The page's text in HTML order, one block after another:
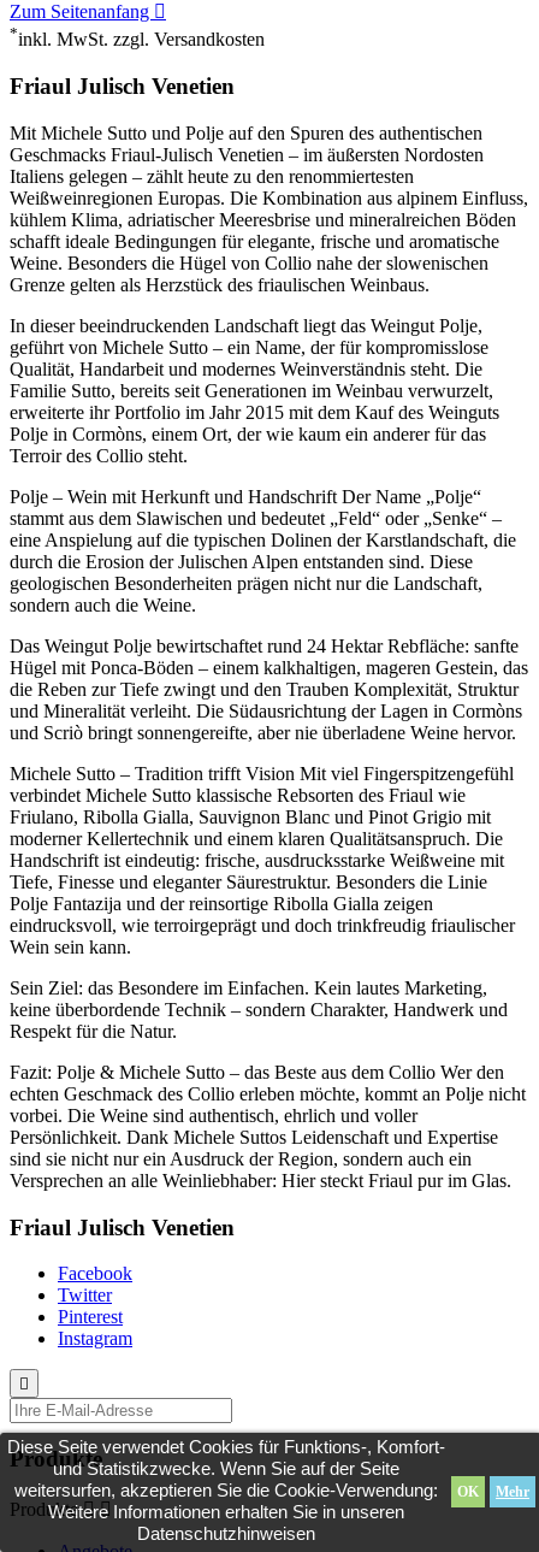
Diese Seite verwendet Cookies für Funktions-, Komfort-
und Statistikzwecke. Wenn Sie auf der Seite
weitersurfen, akzeptieren Sie die Cookie-Verwendung:
Weitere Informationen erhalten Sie in unseren
Datenschutzhinweisen
OK Mehr
Zum Seitenanfang 
*inkl. MwSt. zzgl. Versandkosten
Friaul Julisch Venetien
Mit Michele Sutto und Polje auf den Spuren des authentischen
Geschmacks Friaul-Julisch Venetien – im äußersten Nordosten
Italiens gelegen – zählt heute zu den renommiertesten
Weißweinregionen Europas. Die Kombination aus alpinem Einfluss,
kühlem Klima, adriatischer Meeresbrise und mineralreichen Böden
schafft ideale Bedingungen für elegante, frische und aromatische
Weine. Besonders die Hügel von Collio nahe der slowenischen
Grenze gelten als Herzstück des friaulischen Weinbaus.
In dieser beeindruckenden Landschaft liegt das Weingut Polje,
geführt von Michele Sutto – ein Name, der für kompromisslose
Qualität, Handarbeit und modernes Weinverständnis steht. Die
Familie Sutto, bereits seit Generationen im Weinbau verwurzelt,
erweiterte ihr Portfolio im Jahr 2015 mit dem Kauf des Weinguts
Polje in Cormòns, einem Ort, der wie kaum ein anderer für das
Terroir des Collio steht.
Polje – Wein mit Herkunft und Handschrift Der Name „Polje“
stammt aus dem Slawischen und bedeutet „Feld“ oder „Senke“ –
eine Anspielung auf die typischen Dolinen der Karstlandschaft, die
durch die Erosion der Julischen Alpen entstanden sind. Diese
geologischen Besonderheiten prägen nicht nur die Landschaft,
sondern auch die Weine.
Das Weingut Polje bewirtschaftet rund 24 Hektar Rebfläche: sanfte
Hügel mit Ponca-Böden – einem kalkhaltigen, mageren Gestein, das
die Reben zur Tiefe zwingt und den Trauben Komplexität, Struktur
und Mineralität verleiht. Die Südausrichtung der Lagen in Cormòns
und Scriò bringt sonnengereifte, aber nie überladene Weine hervor.
Michele Sutto – Tradition trifft Vision Mit viel Fingerspitzengefühl
verbindet Michele Sutto klassische Rebsorten des Friaul wie
Friulano, Ribolla Gialla, Sauvignon Blanc und Pinot Grigio mit
moderner Kellertechnik und einem klaren Qualitätsanspruch. Die
Handschrift ist eindeutig: frische, ausdrucksstarke Weißweine mit
Tiefe, Finesse und eleganter Säurestruktur. Besonders die Linie
Polje Fantazija und der reinsortige Ribolla Gialla zeigen
eindrucksvoll, wie terroirgeprägt und doch trinkfreudig friaulischer
Wein sein kann.
Sein Ziel: das Besondere im Einfachen. Kein lautes Marketing,
keine überbordende Technik – sondern Charakter, Handwerk und
Respekt für die Natur.
Fazit: Polje & Michele Sutto – das Beste aus dem Collio Wer den
echten Geschmack des Collio erleben möchte, kommt an Polje nicht
vorbei. Die Weine sind authentisch, ehrlich und voller
Persönlichkeit. Dank Michele Suttos Leidenschaft und Expertise
sind sie nicht nur ein Ausdruck der Region, sondern auch ein
Versprechen an alle Weinliebhaber: Hier steckt Friaul pur im Glas.
Friaul Julisch Venetien
Facebook
Twitter
Pinterest
Instagram

Produkte
Produkte  